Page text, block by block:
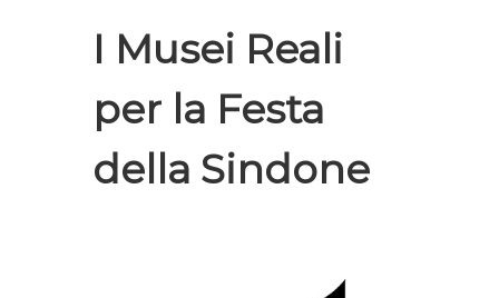
I Musei Reali
per la Festa
della Sindone